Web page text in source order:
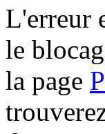
L'erreur
le
la page